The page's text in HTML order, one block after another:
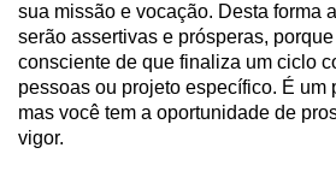
sua missão e vocação. Desta forma
serão assertivas e prósperas,
consciente de que finaliza um ciclo
pessoas ou projeto específico. É um
mas você tem a oportunidade de
vigor.